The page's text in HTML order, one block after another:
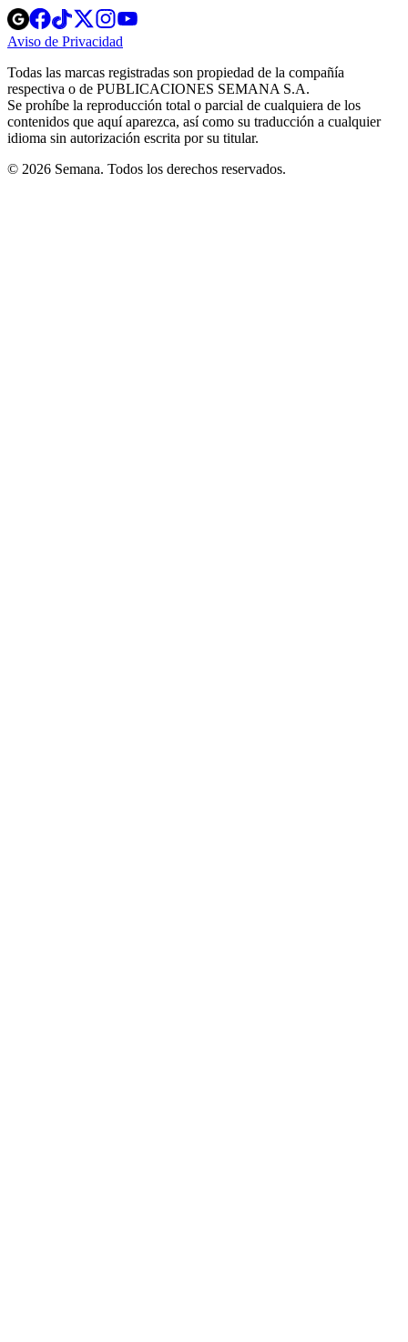
Opens
in
new
Opens
in
new
Opens
in
new
window
Opens
new
windowwindow
Aviso de Privacidad
new
window
Todas las marcas registradas son propiedad de la compañía
respectiva o de PUBLICACIONES SEMANA S.A.
Se prohíbe la reproducción total o parcial de cualquiera de los
contenidos que aquí aparezca, así como su traducción a cualquier
idioma sin autorización escrita por su titular.
© 2026 Semana. Todos los derechos reservados.